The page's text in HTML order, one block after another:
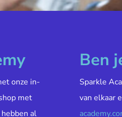
onze in-
met
al
Ben
Sparkle
van elkaar